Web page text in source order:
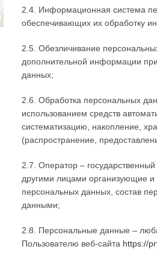
2.4. Информационная система
обеспечивающих их обработку
2.5. Обезличивание
дополнительной информации
данных;
2.6. Обработка персональных
использованием средств
систематизацию, накопление,
(распространение,
2.7. Оператор –
другими лицами организующие
персональных данных, состав
данными;
2.8. Персональные данные –
Пользователю веб-сайта https://